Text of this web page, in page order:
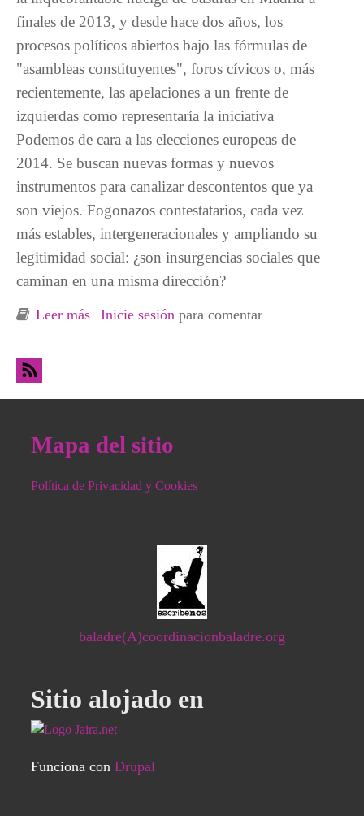
finales de 2013, y desde hace dos años, los
procesos políticos abiertos bajo las fórmulas de
"asambleas constituyentes", foros cívicos o, más
recientemente, las apelaciones a un frente de
izquierdas como representaría la iniciativa
Podemos de cara a las elecciones europeas de
2014. Se buscan nuevas formas y nuevos
instrumentos para canalizar descontentos que ya
son viejos. Fogonazos contestatarios, cada vez
más estables, intergeneracionales y ampliando su
legitimidad social: ¿son insurgencias sociales que
caminan en una misma dirección?
Leer más sobre De los fogonazos, ¿a las insurgencias?
Inicie sesión para comentar
Mapa del sitio
Política de Privacidad y Cookies
baladre(A)coordinacionbaladre.org
Sitio alojado en
Funciona con Drupal